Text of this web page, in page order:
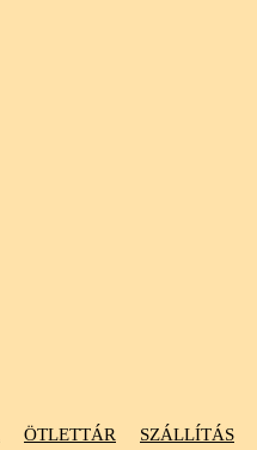
ÖTLETTÁR SZÁLLÍTÁS